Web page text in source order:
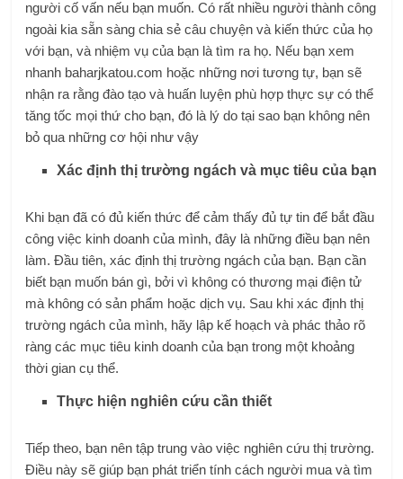
người cố vấn nếu bạn muốn. Có rất nhiều người thành công
ngoài kia sẵn sàng chia sẻ câu chuyện và kiến ​​thức của họ
với bạn, và nhiệm vụ của bạn là tìm ra họ. Nếu bạn xem
nhanh baharjkatou.com hoặc những nơi tương tự, bạn sẽ
nhận ra rằng đào tạo và huấn luyện phù hợp thực sự có thể
tăng tốc mọi thứ cho bạn, đó là lý do tại sao bạn không nên
bỏ qua những cơ hội như vậy
Xác định thị trường ngách và mục tiêu của bạn
Khi bạn đã có đủ kiến ​​thức để cảm thấy đủ tự tin để bắt đầu
công việc kinh doanh của mình, đây là những điều bạn nên
làm. Đầu tiên, xác định thị trường ngách của bạn. Bạn cần
biết bạn muốn bán gì, bởi vì không có thương mại điện tử
mà không có sản phẩm hoặc dịch vụ. Sau khi xác định thị
trường ngách của mình, hãy lập kế hoạch và phác thảo rõ
ràng các mục tiêu kinh doanh của bạn trong một khoảng
thời gian cụ thể.
Thực hiện nghiên cứu cần thiết
Tiếp theo, bạn nên tập trung vào việc nghiên cứu thị trường.
Điều này sẽ giúp bạn phát triển tính cách người mua và tìm